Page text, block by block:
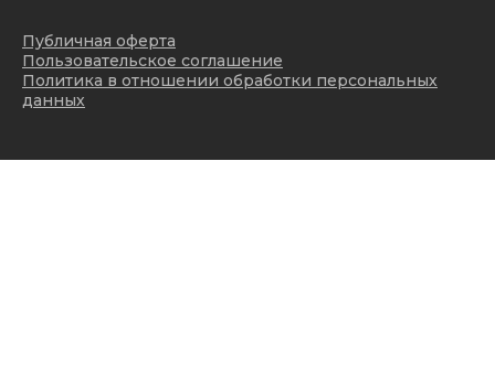
Публичная оферта
Пользовательское соглашение
Политика в отношении обработки персональных
данных